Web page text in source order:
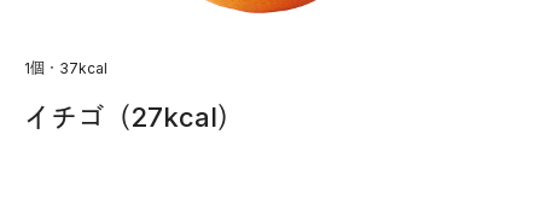
1個・37kcal
イチゴ（27kcal）